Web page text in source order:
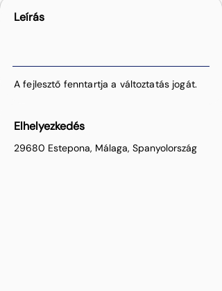
Leírás
A fejlesztő fenntartja a változtatás jogát.
Elhelyezkedés
29680 Estepona, Málaga, Spanyolország